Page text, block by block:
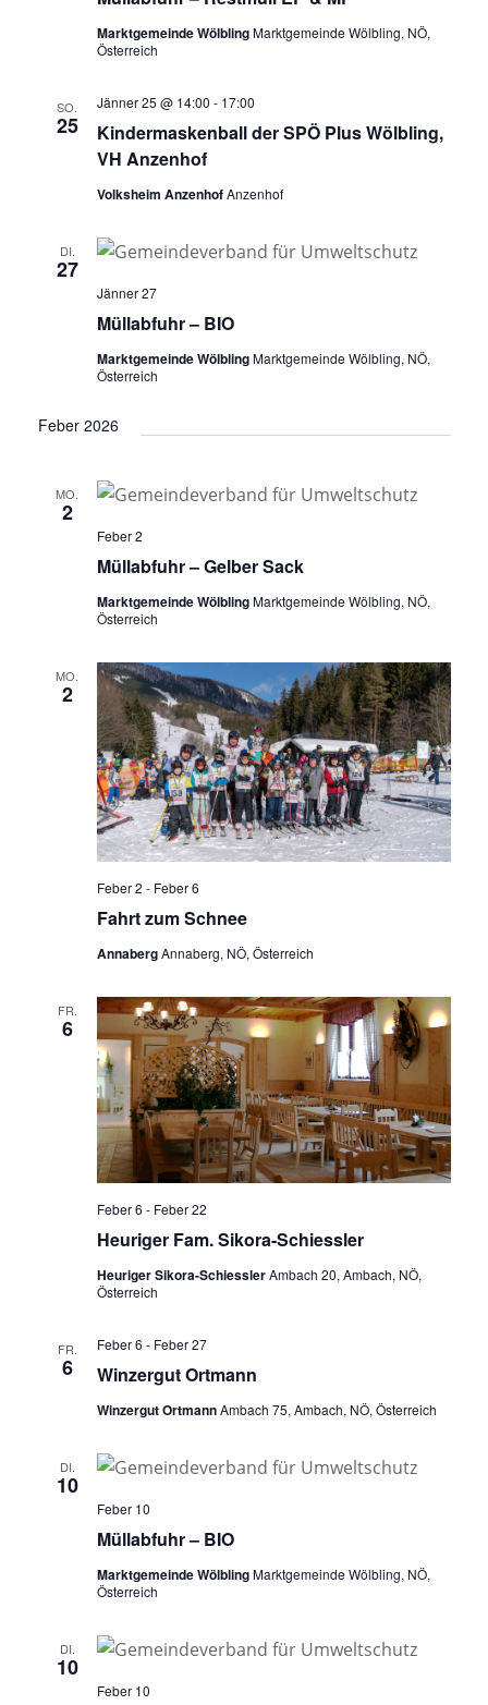
Marktgemeinde WölblingMarktgemeinde Wölbling, NÖ,
Österreich
SO.
25
Kindermaskenball der SPÖ Plus Wölbling,
VH Anzenhof
Jänner 25 @ 14:00 - 17:00
Volksheim AnzenhofAnzenhof
DI.
27
Müllabfuhr – BIO
Jänner 27
Marktgemeinde WölblingMarktgemeinde Wölbling, NÖ,
Österreich
Feber 2026
MO.
2
Müllabfuhr – Gelber Sack
Feber 2
Marktgemeinde WölblingMarktgemeinde Wölbling, NÖ,
Österreich
MO.
2
Fahrt zum Schnee
Feber 2 - Feber 6
AnnabergAnnaberg, NÖ, Österreich
FR.
6
Heuriger Fam. Sikora-Schiessler
Feber 6 - Feber 22
Heuriger Sikora-SchiesslerAmbach 20, Ambach, NÖ,
Österreich
FR.
6 Winzergut Ortmann
Feber 6 - Feber 27
Winzergut OrtmannAmbach 75, Ambach, NÖ, Österreich
DI.
10
Müllabfuhr – BIO
Feber 10
Marktgemeinde WölblingMarktgemeinde Wölbling, NÖ,
Österreich
DI.
10
Feber 10